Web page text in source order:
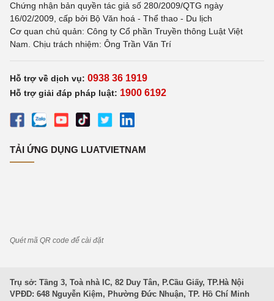
Chứng nhận bản quyền tác giả số 280/2009/QTG ngày
16/02/2009, cấp bởi Bộ Văn hoá - Thể thao - Du lịch
Cơ quan chủ quản: Công ty Cổ phần Truyền thông Luật Việt
Nam. Chịu trách nhiệm: Ông Trần Văn Trí
Hỗ trợ về dịch vụ: 0938 36 1919
Hỗ trợ giải đáp pháp luật: 1900 6192
TẢI ỨNG DỤNG LUATVIETNAM
Quét mã QR code để cài đặt
Trụ sở: Tầng 3, Toà nhà IC, 82 Duy Tân, P.Cầu Giấy, TP.Hà Nội
VPĐD: 648 Nguyễn Kiệm, Phường Đức Nhuận, TP. Hồ Chí Minh